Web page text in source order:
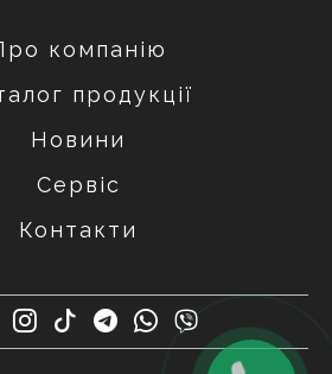
компанію
продукції
Новини
Сервіс
Контакти